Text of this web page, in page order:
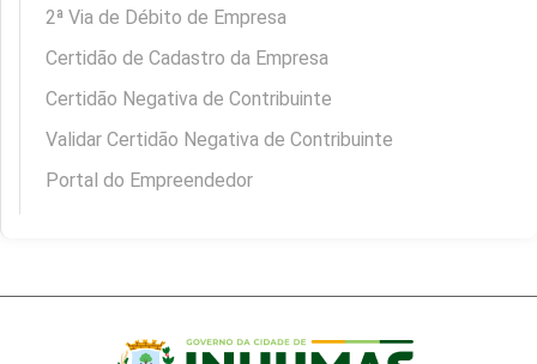
2ª Via de Débito de Empresa
Certidão de Cadastro da Empresa
Certidão Negativa de Contribuinte
Validar Certidão Negativa de Contribuinte
Portal do Empreendedor